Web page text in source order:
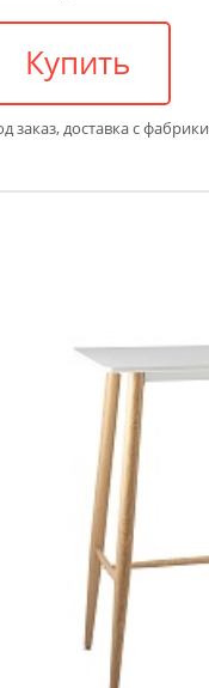
Купить
заказ, доставка с фабрики